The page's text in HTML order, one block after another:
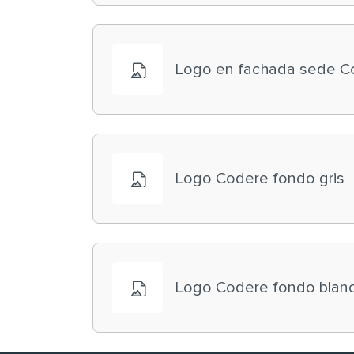
Logo en fachada sede
Logo Codere fondo gris
Logo Codere fondo